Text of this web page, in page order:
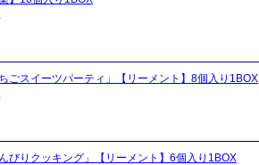
ごスイーツパーティ」【リーメント】8個入り1BOX
びりクッキング」【リーメント】6個入り1BOX